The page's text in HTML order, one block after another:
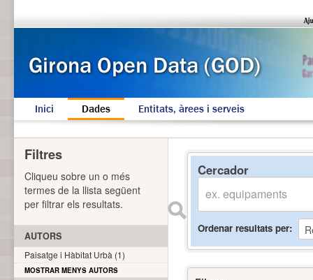
Inici Dades Entitats, àrees i serveis
Cercador
Ordenar resultats per
Filtres
Cliqueu sobre un o més
termes de la llista següent
per filtrar els resultats.
AUTORS
Paisatge i Hàbitat Urbà (1)
MOSTRAR MENYS AUTORS